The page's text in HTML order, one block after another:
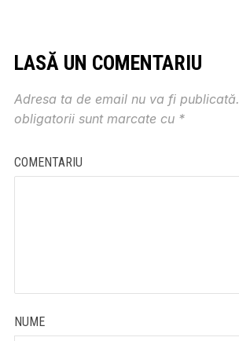
LASĂ UN COMENTARIU
Adresa ta de email nu va fi publicată.
obligatorii sunt marcate cu *
COMENTARIU
NUME